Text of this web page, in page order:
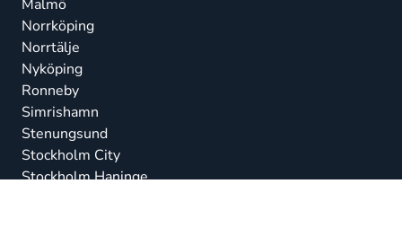
Malmö
Norrköping
Norrtälje
Nyköping
Ronneby
Simrishamn
Stenungsund
Stockholm City
Stockholm Haninge